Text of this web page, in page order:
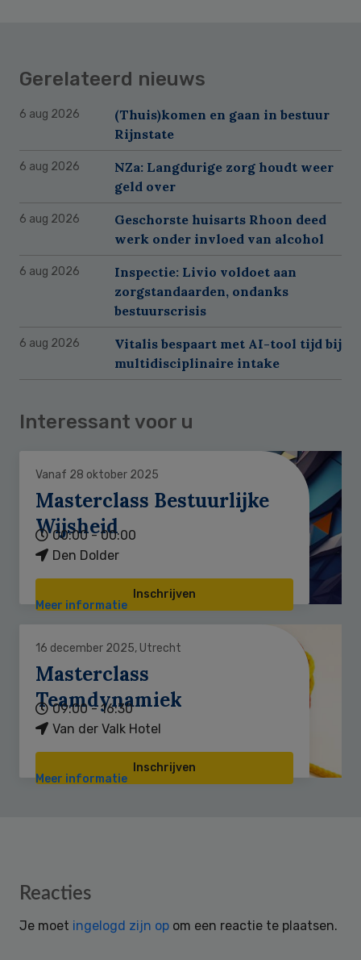
Gerelateerd nieuws
6 aug 2026
(Thuis)komen en gaan in bestuur
Rijnstate
6 aug 2026
NZa: Langdurige zorg houdt weer
geld over
6 aug 2026
Geschorste huisarts Rhoon deed
werk onder invloed van alcohol
6 aug 2026
Inspectie: Livio voldoet aan
zorgstandaarden, ondanks
bestuurscrisis
6 aug 2026
Vitalis bespaart met AI-tool tijd bij
multidisciplinaire intake
Interessant voor u
Vanaf 28 oktober 2025
Masterclass Bestuurlijke
Wijsheid
00:00 - 00:00
Den Dolder
Inschrijven
Meer informatie
16 december 2025, Utrecht
Masterclass
Teamdynamiek
09:00 - 16:30
Van der Valk Hotel
Inschrijven
Meer informatie
Reader
Reacties
Je moet ingelogd zijn op om een reactie te plaatsen.